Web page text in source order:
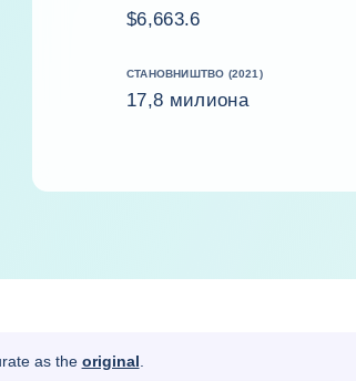
$6,663.6
СТАНОВНИШТВО (2021)
17,8 милиона
as the original